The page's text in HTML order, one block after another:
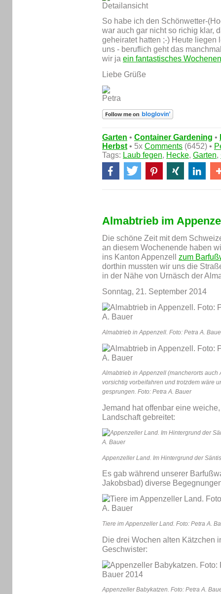
So habe ich den Schönwetter-
war auch gar nicht so richig klar,
geheiratet hatten ;-) Heute
uns - beruflich geht das
wir ja ein fantastisches
Liebe Grüße
Garten • Container Gardening •
Herbst • 5x Comments (6452) •
Tags: Laub fegen, Hecke, Garten,
Almabtrieb im
Die schöne Zeit mit dem
an diesem Wochenende haben
ins Kanton Appenzell zum
dorthin mussten wir uns die
in der Nähe von Urnäsch der
Sonntag, 21. September 2014
Almabtrieb in Appenzell. Foto: Petra A.
Almabtrieb in Appenzell (mancherorts
vorsichtig vorbeifahren und trotzdem wäre
gesprungen. Foto: Petra A. Bauer
Jemand hat offenbar eine
Landschaft gebreitet:
Appenzeller Land. Im Hintergrund der
Es gab während unserer
Jakobsbad) diverse
Tiere im Appenzeller Land. Foto: Petra A.
Die drei Wochen alten Kätzchen
Geschwister:
Appenzeller Babykatzen. Foto: Petra A.